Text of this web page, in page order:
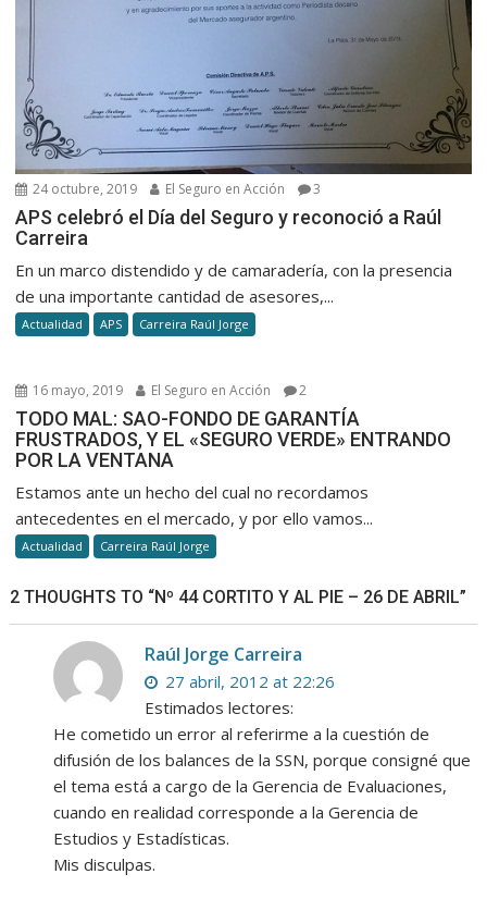
24 octubre, 2019 El Seguro en Acción 3
APS celebró el Día del Seguro y reconoció a Raúl
Carreira
En un marco distendido y de camaradería, con la presencia
de una importante cantidad de asesores,...
Actualidad APS Carreira Raúl Jorge
16 mayo, 2019 El Seguro en Acción 2
TODO MAL: SAO-FONDO DE GARANTÍA
FRUSTRADOS, Y EL «SEGURO VERDE» ENTRANDO
POR LA VENTANA
Estamos ante un hecho del cual no recordamos
antecedentes en el mercado, y por ello vamos...
Actualidad Carreira Raúl Jorge
2 THOUGHTS TO “Nº 44 CORTITO Y AL PIE – 26 DE ABRIL”
Raúl Jorge Carreira
27 abril, 2012 at 22:26
Estimados lectores:
He cometido un error al referirme a la cuestión de
difusión de los balances de la SSN, porque consigné que
el tema está a cargo de la Gerencia de Evaluaciones,
cuando en realidad corresponde a la Gerencia de
Estudios y Estadísticas.
Mis disculpas.